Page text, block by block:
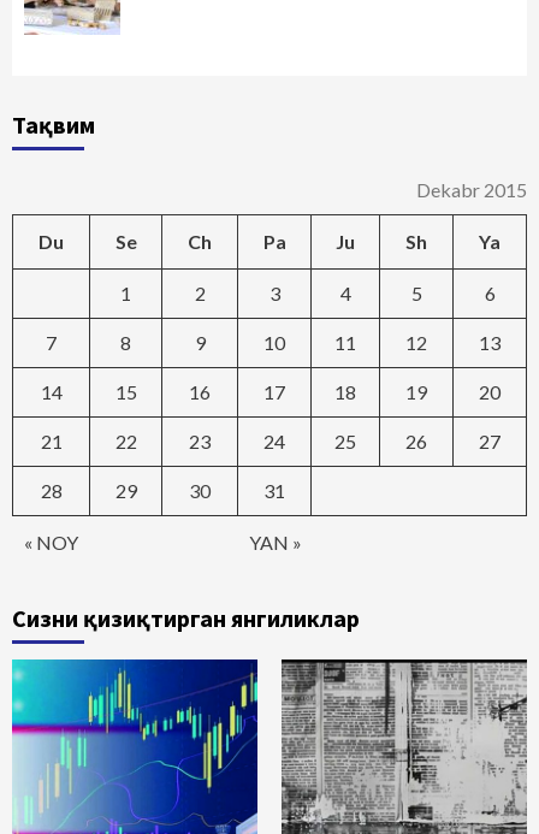
Тақвим
Dekabr 2015
Du Se Ch Pa Ju Sh Ya
« NOY YAN »
1 2 3 4 5 6
7 8 9 10 11 12 13
14 15 16 17 18 19 20
21 22 23 24 25 26 27
28 29 30 31
Сизни қизиқтирган янгиликлар